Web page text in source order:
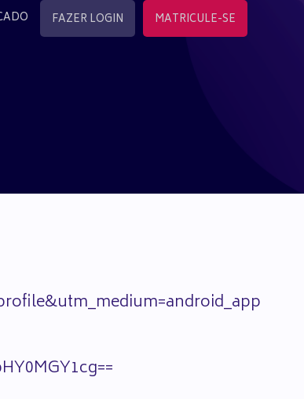
FAZER LOGIN MATRICULE-SE